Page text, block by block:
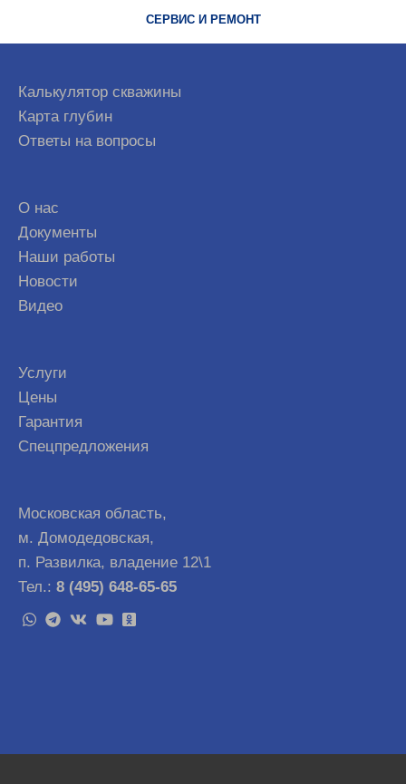
СЕРВИС И РЕМОНТ
Калькулятор скважины
Карта глубин
Ответы на вопросы
О нас
Документы
Наши работы
Новости
Видео
Услуги
Цены
Гарантия
Спецпредложения
Московская область,
м. Домодедовская,
п. Развилка, владение 12\1
Тел.: 8 (495) 648-65-65